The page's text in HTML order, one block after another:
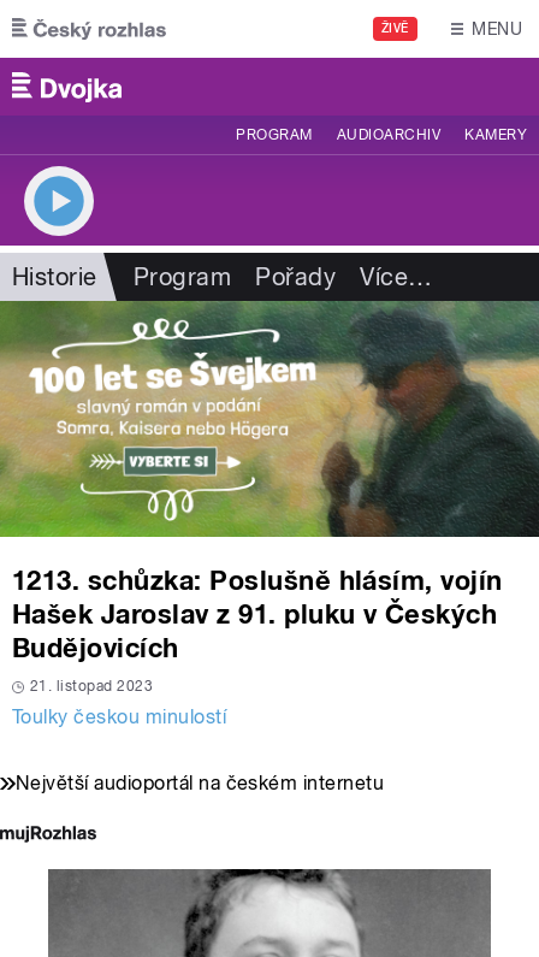
Přejít k hlavnímu obsahu
ŽIVĚ MENU
PROGRAM AUDIOARCHIV KAMERY
Historie Program Pořady Více…
1213. schůzka: Poslušně hlásím, vojín
Hašek Jaroslav z 91. pluku v Českých
Budějovicích
21. listopad 2023
Toulky českou minulostí
Největší audioportál na českém internetu